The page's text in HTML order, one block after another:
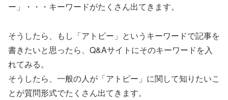
ー」・・・キーワードがたくさん出てきます。
そうしたら、もし「アトピー」というキーワードで記事を
書きたいと思ったら、Q&Aサイトにそのキーワードを入
れてみる。
そうしたら、一般の人が「アトピー」に関して知りたいこ
とが質問形式でたくさん出てきます。